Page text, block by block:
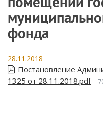
фонда
28.11.2018
Постановление
1325 от 28.11.2018.pdf